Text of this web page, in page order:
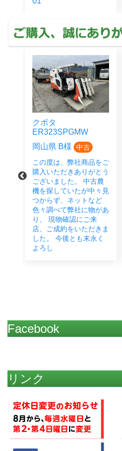
クボタ
JB14BSMAGRS12J
広島県 M様 中古
この度は、弊社商品をご
購入いただきありがとう
ございました。 畑作業
に欠かせないということ
で、JB14・うねたて機
とご成約いただきまし
た。 お近くですので、
お困りごとなどございま
したらいつでもご連絡く
だ
Facebook
リンク